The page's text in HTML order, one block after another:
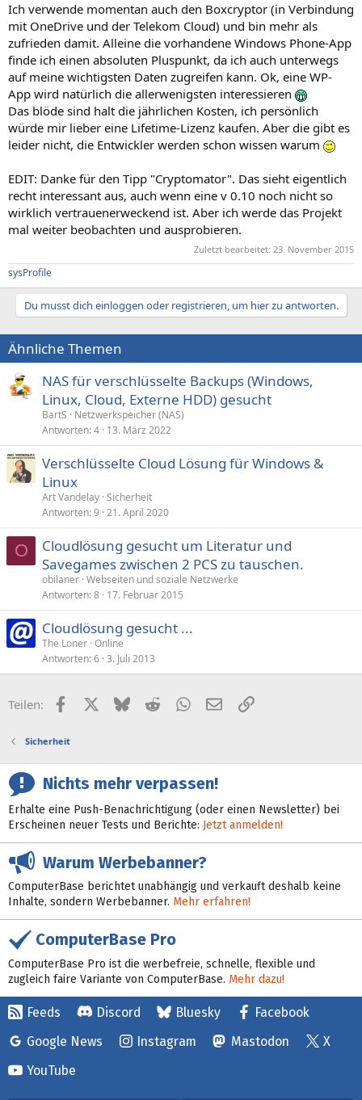
Ich verwende momentan auch den Boxcryptor (in Verbindung
mit OneDrive und der Telekom Cloud) und bin mehr als
zufrieden damit. Alleine die vorhandene Windows Phone-App
finde ich einen absoluten Pluspunkt, da ich auch unterwegs
auf meine wichtigsten Daten zugreifen kann. Ok, eine WP-
App wird natürlich die allerwenigsten interessieren
Das blöde sind halt die jährlichen Kosten, ich persönlich
würde mir lieber eine Lifetime-Lizenz kaufen. Aber die gibt es
leider nicht, die Entwickler werden schon wissen warum
EDIT: Danke für den Tipp "Cryptomator". Das sieht eigentlich
recht interessant aus, auch wenn eine v 0.10 noch nicht so
wirklich vertrauenerweckend ist. Aber ich werde das Projekt
mal weiter beobachten und ausprobieren.
Zuletzt bearbeitet: 23. November 2015
sysProfile
Du musst dich einloggen oder registrieren, um hier zu antworten.
Ähnliche Themen
NAS für verschlüsselte Backups (Windows,
Linux, Cloud, Externe HDD) gesucht
BartS
Netzwerkspeicher (NAS)
Antworten 4 13. März 2022
Verschlüsselte Cloud Lösung für Windows &
Linux
Art Vandelay Sicherheit
Antworten 9 21. April 2020
O
Cloudlösung gesucht um Literatur und
Savegames zwischen 2 PCS zu tauschen.
obilaner Webseiten und soziale Netzwerke
Antworten 8 17. Februar 2015
Cloudlösung gesucht ...
The Loner Online
Antworten 6 3. Juli 2013
Teilen: FacebookX (Twitter)
BlueskyRedditWhatsApp
E-MailLink
Sicherheit
Nichts mehr verpassen!
Erhalte eine Push-Benachrichtigung (oder einen Newsletter) bei
Erscheinen neuer Tests und Berichte: Jetzt anmelden!
Warum Werbebanner?
ComputerBase berichtet unabhängig und verkauft deshalb keine
Inhalte, sondern Werbebanner. Mehr erfahren!
ComputerBase Pro
ComputerBase Pro ist die werbefreie, schnelle, flexible und
zugleich faire Variante von ComputerBase. Mehr dazu!
Feeds Discord Bluesky
Facebook
Google News
Instagram Mastodon
X
YouTube